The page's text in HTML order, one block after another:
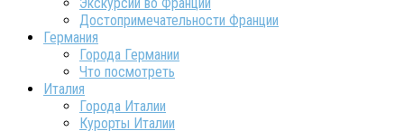
Достопримечательности Франции
Германия
Города Германии
Что посмотреть
Италия
Города Италии
Курорты Италии